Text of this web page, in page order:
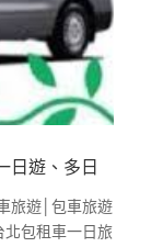
日遊、多日
旅遊│包車旅遊
包租車一日旅